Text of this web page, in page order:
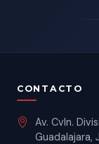
CONTACTO
Av. Cvln.
Guadalajara,